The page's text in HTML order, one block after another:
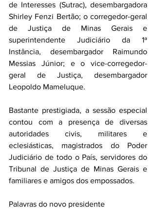
de Interesses (Sutrac), desembargadora
Shirley Fenzi Bertão; o corregedor-geral
de Justiça de Minas Gerais e
superintendente Judiciário da 1ª
Instância, desembargador Raimundo
Messias Júnior; e o vice-corregedor-
geral de Justiça, desembargador
Leopoldo Mameluque.
Bastante prestigiada, a sessão especial
contou com a presença de diversas
autoridades civis, militares e
eclesiásticas, magistrados do Poder
Judiciário de todo o País, servidores do
Tribunal de Justiça de Minas Gerais e
familiares e amigos dos empossados.
Palavras do novo presidente